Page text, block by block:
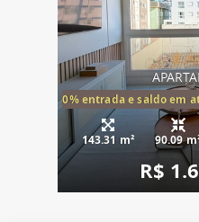
20% entrada e saldo em
143.31 m² 90.09
R$